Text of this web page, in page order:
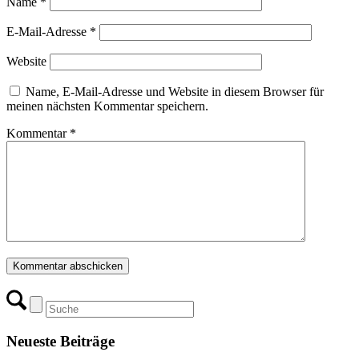
E-Mail-Adresse *
Website
Name, E-Mail-Adresse und Website in diesem Browser für
meinen nächsten Kommentar speichern.
Kommentar *
Neueste Beiträge